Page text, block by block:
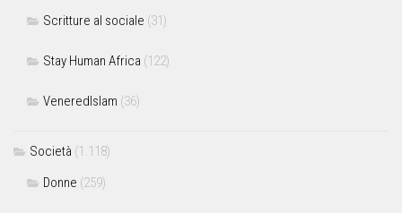
Scritture al sociale (31)
Stay Human Africa (122)
VeneredIslam (36)
Società (1.118)
Donne (259)